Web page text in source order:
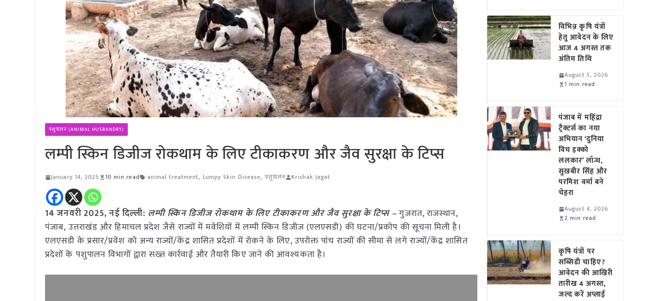
पशुपालन (ANIMAL HUSBANDRY)
लम्पी स्किन डिजीज रोकथाम के लिए टीकाकरण और जैव सुरक्षा के टिप्स
January 14, 2025 10 min read animal treatment, Lumpy Skin Disease, पशुपालन Krishak Jagat
14 जनवरी 2025, नई दिल्ली: लम्पी स्किन डिजीज रोकथाम के लिए टीकाकरण और जैव सुरक्षा के टिप्स –गुजरात, राजस्थान,
पंजाब, उत्तराखंड और हिमाचल प्रदेश जैसे राज्यों में मवेशियों में लम्पी स्किन डिजीज (एलएसडी) की घटना/प्रकोप की सूचना मिली है।
एलएसडी के प्रसार/प्रवेश को अन्य राज्यों/केंद्र शासित प्रदेशों में रोकने के लिए, उपरोक्त पांच राज्यों की सीमा से लगे राज्यों/केंद्र शासित
प्रदेशों के पशुपालन विभागों द्वारा सख्त कार्रवाई और तैयारी किए जाने की आवश्यकता है।
विभिन्न कृषि यंत्रों
हेतु आवेदन के लिए
आज 4 अगस्त तक
अंतिम तिथि
August 5, 2026
1 min read
पंजाब में महिंद्रा
ट्रैक्टर्स का नया
अभियान ‘दुनिया
विच इक्को
ललकार’ लॉन्च,
सुखबीर सिंह और
परमिश वर्मा बने
चेहरा
August 4, 2026
2 min read
कृषि यंत्रों पर
सब्सिडी चाहिए?
आवेदन की आखिरी
तारीख 4 अगस्त,
जल्द करें अप्लाई